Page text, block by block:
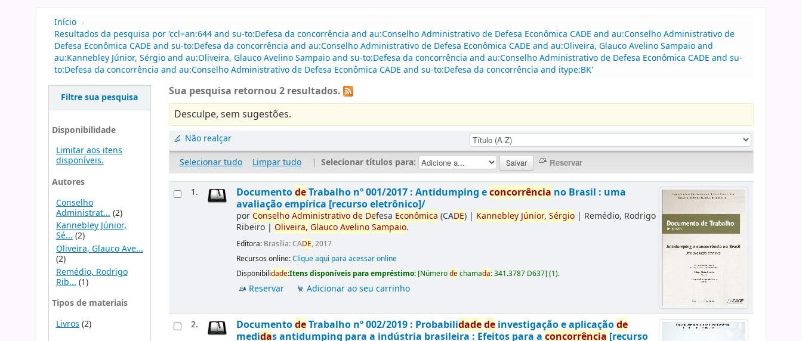
Início ›
Resultados da pesquisa por 'ccl=an:644 and su-to:Defesa da concorrência and au:Conselho Administrativo de Defesa Econômica CADE and au:Conselho Administrativo de
Defesa Econômica CADE and su-to:Defesa da concorrência and au:Conselho Administrativo de Defesa Econômica CADE and au:Oliveira, Glauco Avelino Sampaio and
au:Kannebley Júnior, Sérgio and au:Oliveira, Glauco Avelino Sampaio and su-to:Defesa da concorrência and au:Conselho Administrativo de Defesa Econômica CADE and su-
to:Defesa da concorrência and au:Conselho Administrativo de Defesa Econômica CADE and su-to:Defesa da concorrência and itype:BK'
Filtre sua pesquisa
Disponibilidade
Limitar aos itens
disponíveis.
Autores
Conselho
Administrat... (2)
Kannebley Júnior,
Sé...(2)
Oliveira, Glauco Ave...
(2)
Remédio, Rodrigo
Rib... (1)
Tipos de materiais
Livros (2)
Sua pesquisa retornou 2 resultados.
Desculpe, sem sugestões.
Não realçar
Selecionar tudo
Limpar tudo | Selecionar títulos para:
1. DocumentodeTrabalho nº 001/2017 : Antidumping econcorrência no Brasil : uma
avaliação empírica [recurso eletrônico]/
porConselhoAdministrativode Defesa Econômica (CADE) | KannebleyJúnior, Sérgio | Remédio, Rodrigo
Ribeiro |Oliveira, GlaucoAvelinoSampaio.
Editora: Brasília: CADE, 2017
Recursos online:Clique aqui para acessar online
Disponibilidade:Itens disponíveis para empréstimo: [Númerodechamada:341.3787 D637](1).
Reservar Adicionar ao seu carrinho
2. DocumentodeTrabalho nº 002/2019 : Probabilidadede investigação e aplicaçãode
medidas antidumping para a indústria brasileira : Efeitos para aconcorrência [recurso